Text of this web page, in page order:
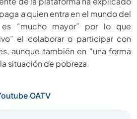
a quien entra en el mundo del
“mucho mayor” por lo que
el colaborar o participar con
aunque también en “una forma
situación de pobreza.
OATV